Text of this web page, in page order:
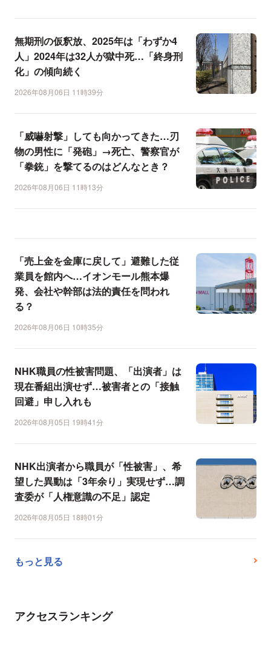
無期刑の仮釈放、2025年は「わずか4
人」2024年は32人が獄中死…「終身刑
化」の傾向続く
2026年08月06日 11時39分
「威嚇射撃」しても向かってきた…刃
物の男性に「発砲」→死亡、警察官が
「拳銃」を撃てるのはどんなとき？
2026年08月06日 11時13分
「売上金を金庫に戻して」避難した従
業員を館内へ…イオンモール熊本爆
発、会社や幹部は法的責任を問われ
る？
2026年08月06日 10時35分
NHK職員の性被害問題、「出演者」は
現在番組出演せず…被害者との「接触
回避」申し入れも
2026年08月05日 19時41分
NHK出演者から職員が「性被害」、希
望した異動は「3年余り」実現せず…調
査委が「人権意識の不足」認定
2026年08月05日 18時01分
もっと見る
アクセスランキング